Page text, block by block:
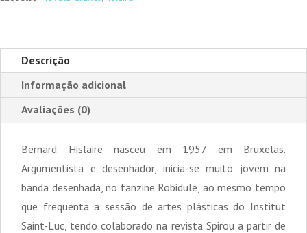
Descrição
Informação adicional
Avaliações (0)
Bernard Hislaire nasceu em 1957 em Bruxelas.
Argumentista e desenhador, inicia-se muito jovem na
banda desenhada, no fanzine Robidule, ao mesmo tempo
que frequenta a sessão de artes plásticas do Institut
Saint-Luc, tendo colaborado na revista Spirou a partir de